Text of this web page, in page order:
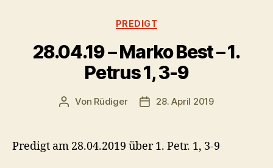
Kategorien
PREDIGT
28.04.19 – Marko Best – 1.
Petrus 1, 3-9
Beitragsautor
Von Rüdiger Veröffentlichungsdatum
28. April 2019
Predigt am 28.04.2019 über 1. Petr. 1, 3-9